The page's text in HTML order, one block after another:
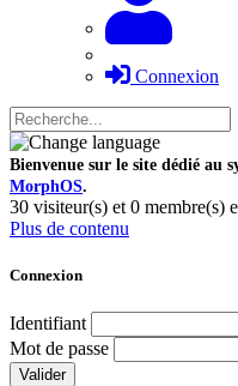
Connexion
Bienvenue sur le site dédié au
MorphOS.
30 visiteur(s) et 0 membre(s)
Plus de contenu
Connexion
Identifiant
Mot de passe
Valider